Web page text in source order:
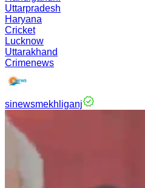
Uttarpradesh
Haryana
Cricket
Lucknow
Uttarakhand
Crimenews
sinewsmekhliganj